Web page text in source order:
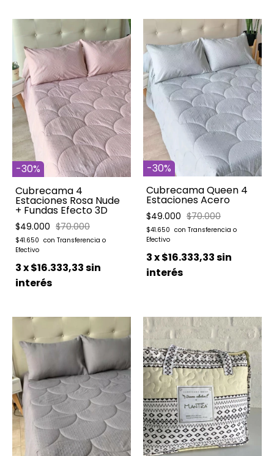
-30%
Cubrecama 4
Estaciones Rosa Nude
+ Fundas Efecto 3D
$49.000 $70.000
$41.650
3x$16.333,33sin
interés
-30%
Cubrecama Queen 4
Estaciones Acero
$49.000 $70.000
$41.650
3x$16.333,33sin
interés